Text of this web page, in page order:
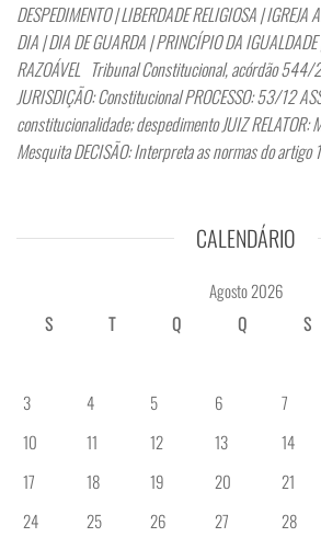
DESPEDIMENTO | LIBERDADE RELIGIOSA | IGREJA
DIA | DIA DE GUARDA | PRINCÍPIO DA
RAZOÁVEL Tribunal Constitucional, acórdão
JURISDIÇÃO: Constitucional PROCESSO: 53/12
constitucionalidade; despedimento JUIZ RELATOR:
Mesquita DECISÃO: Interpreta as normas do artigo
CALENDÁRIO
Agosto 2026
S
T Q Q S
3
4 5 6 7
10
11 12 13 14
17
18 19 20 21
24
25 26 27 28